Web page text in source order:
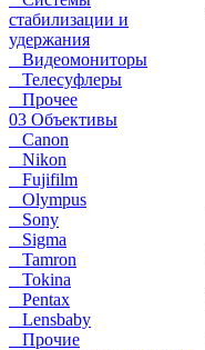
стабилизации и
удержания
Видеомониторы
Телесуфлеры
Прочее
03 Объективы
Canon
Nikon
Fujifilm
Olympus
Sony
Sigma
Tamron
Tokina
Pentax
Lensbaby
Прочие